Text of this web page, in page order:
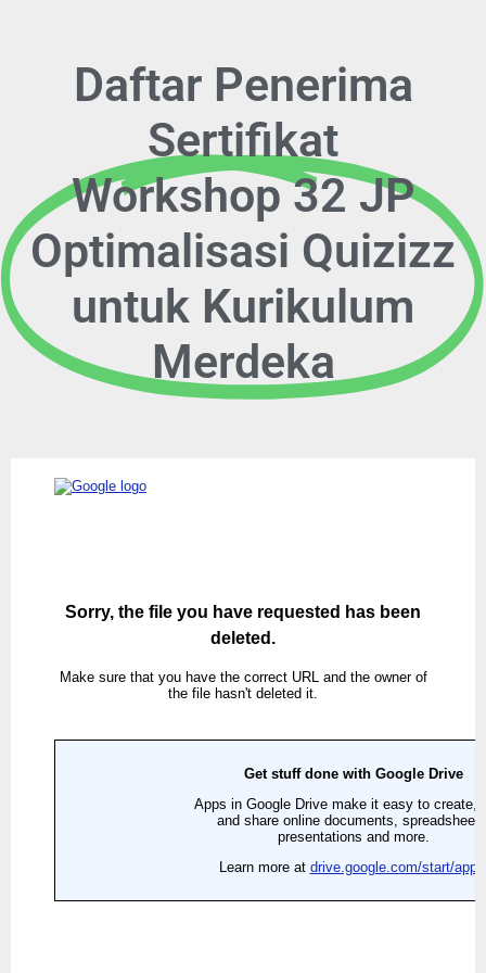
Daftar Penerima
Sertifikat
Workshop 32 JP
Optimalisasi Quizizz
untuk Kurikulum
Merdeka